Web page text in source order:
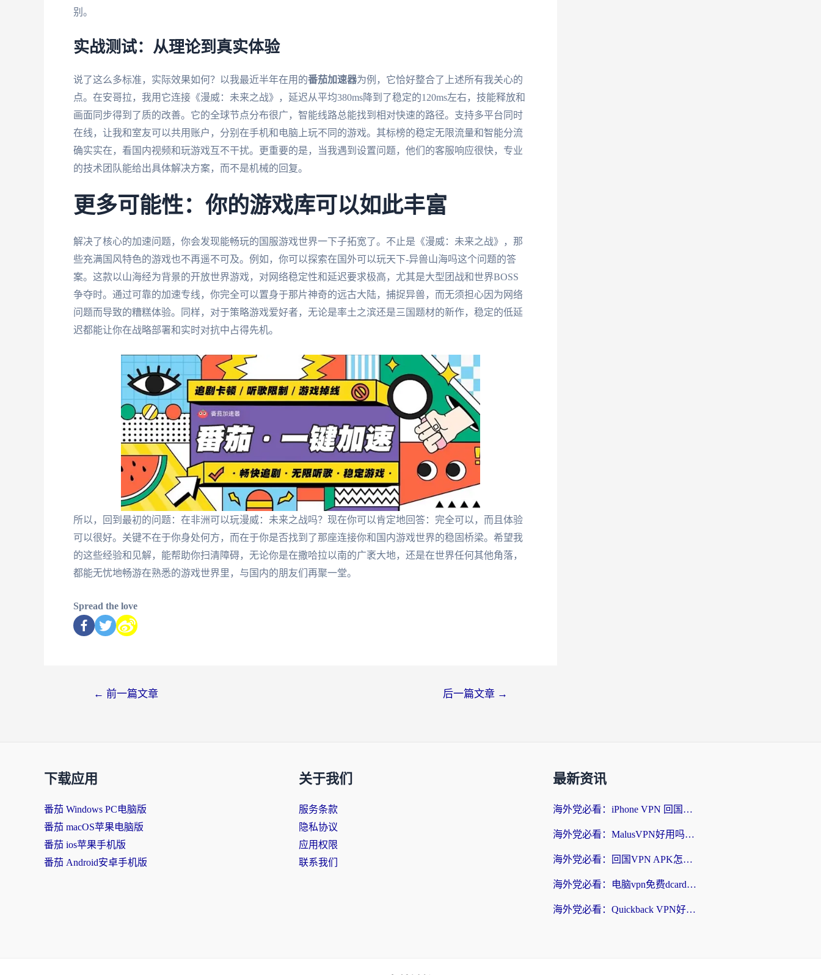
别。
实战测试：从理论到真实体验
说了这么多标准，实际效果如何？以我最近半年在用的番茄加速器为例，它恰好整合了上述所有我关心的
点。在安哥拉，我用它连接《漫威：未来之战》，延迟从平均380ms降到了稳定的120ms左右，技能释放和
画面同步得到了质的改善。它的全球节点分布很广，智能线路总能找到相对快速的路径。支持多平台同时
在线，让我和室友可以共用账户，分别在手机和电脑上玩不同的游戏。其标榜的稳定无限流量和智能分流
确实实在，看国内视频和玩游戏互不干扰。更重要的是，当我遇到设置问题，他们的客服响应很快，专业
的技术团队能给出具体解决方案，而不是机械的回复。
更多可能性：你的游戏库可以如此丰富
解决了核心的加速问题，你会发现能畅玩的国服游戏世界一下子拓宽了。不止是《漫威：未来之战》，那
些充满国风特色的游戏也不再遥不可及。例如，你可以探索在国外可以玩天下-异兽山海吗这个问题的答
案。这款以山海经为背景的开放世界游戏，对网络稳定性和延迟要求极高，尤其是大型团战和世界BOSS
争夺时。通过可靠的加速专线，你完全可以置身于那片神奇的远古大陆，捕捉异兽，而无须担心因为网络
问题而导致的糟糕体验。同样，对于策略游戏爱好者，无论是率土之滨还是三国题材的新作，稳定的低延
迟都能让你在战略部署和实时对抗中占得先机。
所以，回到最初的问题：在非洲可以玩漫威：未来之战吗？现在你可以肯定地回答：完全可以，而且体验
可以很好。关键不在于你身处何方，而在于你是否找到了那座连接你和国内游戏世界的稳固桥梁。希望我
的这些经验和见解，能帮助你扫清障碍，无论你是在撒哈拉以南的广袤大地，还是在世界任何其他角落，
都能无忧地畅游在熟悉的游戏世界里，与国内的朋友们再聚一堂。
Spread the love
← 前一篇文章 后一篇文章 →
下载应用
番茄 Windows PC电脑版
番茄 macOS苹果电脑版
番茄 ios苹果手机版
番茄 Android安卓手机版
关于我们
服务条款
隐私协议
应用权限
联系我们
最新资讯
海外党必看：iPhone VPN 回国怎么选？一篇搞定无缝访问国内资源
海外党必看：MalusVPN好用吗？和畅游VPN对比哪个回国效果更好？附穿梭飞鱼神龟真实体验
海外党必看：回国VPN APK怎么选？3步教你无缝刷国内剧玩国服
海外党必看：电脑vpn免费dcard真的靠谱吗？教你选对回国加速器无缝访问国内资源
海外党必看：Quickback VPN好用吗？和小黑牛VPN对比哪个回国效果更好？附真实体验+避坑指南